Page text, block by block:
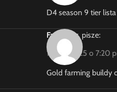
D4 season 9 tier
FarmKing pisze:
1 lipca, 2025 o 7:20
Gold farming buildy